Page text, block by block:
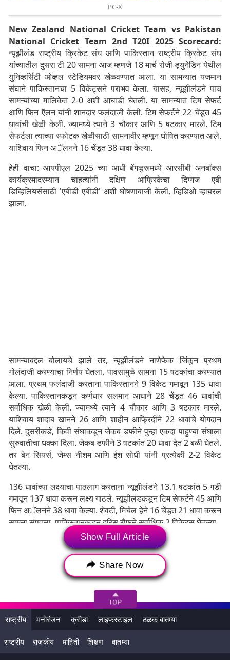
PC-X
New Zealand National Cricket Team vs Pakistan
National Cricket Team 2nd T20I 2025 Scorecard:
न्यूझीलंड राष्ट्रीय क्रिकेट संघ आणि पाकिस्तान राष्ट्रीय क्रिकेट संघ
यांच्यातील दुसरा टी 20 सामना आज म्हणजे 18 मार्च रोजी ड्युनेडिन येथील
युनिव्हर्सिटी ओव्हल स्टेडियमवर खेळवण्यात आला. या सामन्यात यजमान
संघाने पाकिस्तानचा 5 विकेट्सने पराभव केला. यासह, न्यूझीलंडने पाच
सामन्यांच्या मालिकेत 2-0 अशी आघाडी घेतली. या सामन्यात टिम सेफर्ट
आणि फिन ऍलन यांनी शानदार फलंदाजी केली. टिम सेफर्टने 22 चेंडूत 45
धावांची खेळी केली. ज्यामध्ये त्याने 3 चौकार आणि 5 षटकार मारले. टिम
सेफर्टला त्याच्या स्फोटक खेळीसाठी सामनावीर म्हणून घोषित करण्यात आले.
याशिवाय फिन अॅलनने 16 चेंडूत 38 धावा केल्या.
हेही वाचा: आयपीएल 2025 च्या आधी बेंगळुरूमध्ये आरसीबी अनबॉक्स
कार्यक्रमादरम्यान चाहत्यांनी दक्षिण आफ्रिकेचा दिग्गज एबी
डिव्हिलियर्ससाठी 'एबीडी एबीडी' अशी घोषणाबाजी केली, व्हिडिओ व्हायरल
झाला.
सामन्याबद्दल बोलायचे झाले तर, न्यूझीलंडने नाणेफेक जिंकून प्रथम
गोलंदाजी करण्याचा निर्णय घेतला. पावसामुळे सामना 15 षटकांचा करण्यात
आला. प्रथम फलंदाजी करताना पाकिस्तानने 9 विकेट गमावून 135 धावा
केल्या. पाकिस्तानकडून कर्णधार सलमान आघाने 28 चेंडूत 46 धावांची
सर्वाधिक खेळी केली. ज्यामध्ये त्याने 4 चौकार आणि 3 षटकार मारले.
याशिवाय शादाब खानने 26 आणि शाहीन आफ्रिदीने 22 धावांचे योगदान
दिले. दुसरीकडे, किवी संघाकडून जेकब डफीने पुन्हा एकदा पाहुण्या संघाला
सुरुवातीचा धक्का दिला. जेकब डफीने 3 षटकांत 20 धावा देत 2 बळी घेतले.
तर बेन सियर्स, जेम्स नीशम आणि ईश सोधी यांनी प्रत्येकी 2-2 विकेट
घेतल्या.
136 धावांच्या लक्ष्याचा पाठलाग करताना न्यूझीलंडने 13.1 षटकांत 5 गडी
गमावून 137 धावा करून लक्ष्य गाठले. न्यूझीलंडकडून टिम सेफर्टने 45 आणि
फिन अॅलनने 38 धावा केल्या. शेवटी, मिचेल हेने 16 चेंडूत 21 धावा करून
सामना संपवला. पाकिस्तानकडून हरिस रौफने सर्वाधिक 2 विकेट्स घेतल्या.
Show Full Article
Share Now
राष्ट्रीय मनोरंजन क्रीडा लाइफस्टाइल ठळक बातम्या
राष्ट्रीय राजकीय माहिती शिक्षण बातम्या